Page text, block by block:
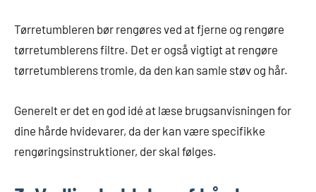
Tørretumbleren bør rengøres ved at fjerne og rengøre
tørretumblerens filtre. Det er også vigtigt at rengøre
tørretumblerens tromle, da den kan samle støv og hår.
Generelt er det en god idé at læse brugsanvisningen for
dine hårde hvidevarer, da der kan være specifikke
rengøringsinstruktioner, der skal følges.